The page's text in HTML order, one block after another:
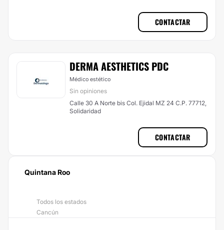
CONTACTAR
DERMA AESTHETICS PDC
Médico estético
Sin opiniones
Calle 30 A Norte bis Col. Ejidal MZ 24 C.P. 77712,
Solidaridad
CONTACTAR
Quintana Roo
Todos los estados
Cancún